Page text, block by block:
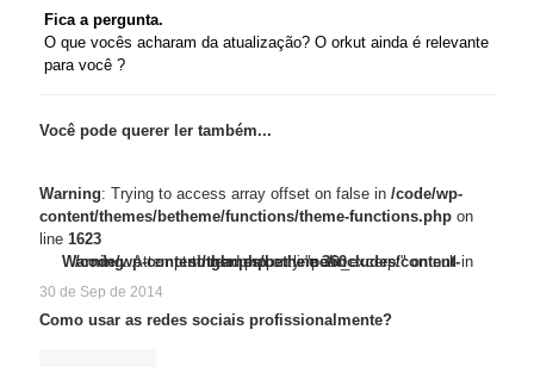
Fica a pergunta.
O que vocês acharam da atualização? O orkut ainda é relevante
para você ?
Você pode querer ler também...
Warning: Trying to access array offset on false in /code/wp-
content/themes/betheme/functions/theme-functions.php on
line 1623
Warning: Trying to access array offset on false in
/code/wp-content/themes/betheme/functions/theme-functions.php
on line1623
Warning: Attempt to read property "post_excerpt" on null in
/code/wp-content/themes/betheme/includes/content-single.phpon line360
30 de Sep de 2014
Como usar as redes sociais profissionalmente?